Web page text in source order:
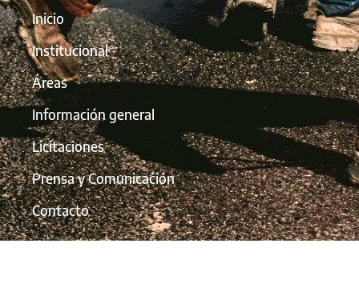
Inicio
Institucional
Áreas
Información general
Licitaciones
Prensa y Comunicación
Contacto